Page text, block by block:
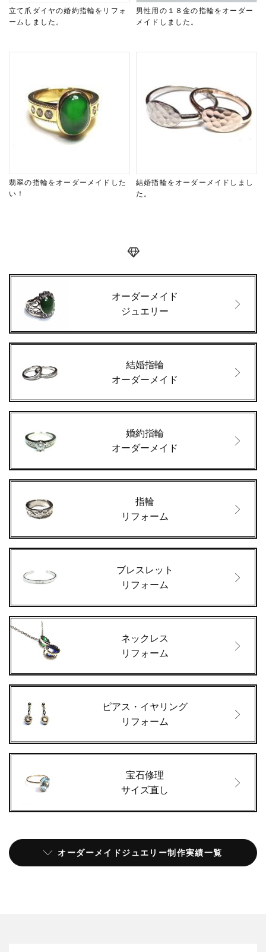
立て爪ダイヤの婚約指輪をリフォ
ームしました。
男性用の１８金の指輪をオーダー
メイドしました。
翡翠の指輪をオーダーメイドした
い！
結婚指輪をオーダーメイドしまし
た。
オーダーメイド
ジュエリー
結婚指輪
オーダーメイド
婚約指輪
オーダーメイド
指輪
リフォーム
ブレスレット
リフォーム
ネックレス
リフォーム
ピアス・イヤリング
リフォーム
宝石修理
サイズ直し
オーダーメイドジュエリー制作実績一覧